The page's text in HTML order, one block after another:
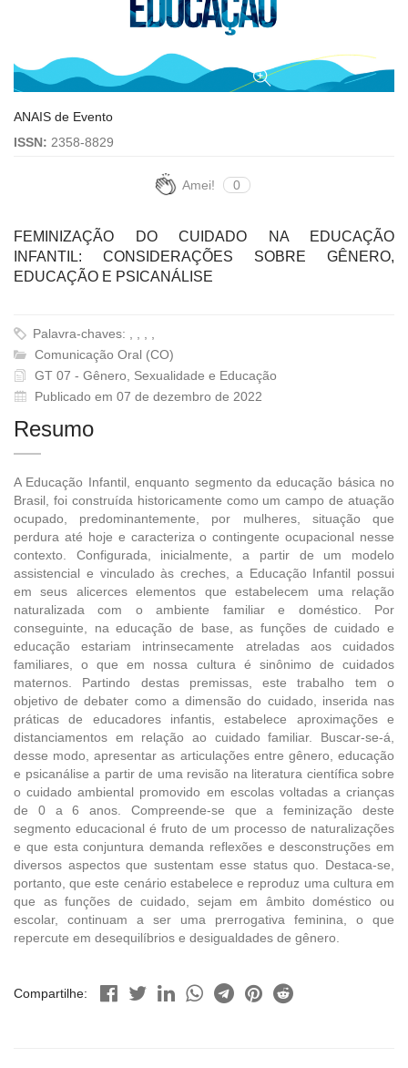
ANAIS de Evento
ISSN: 2358-8829
Amei! 0
FEMINIZAÇÃO DO CUIDADO NA EDUCAÇÃO
INFANTIL: CONSIDERAÇÕES SOBRE GÊNERO,
EDUCAÇÃO E PSICANÁLISE
Palavra-chaves: , , , ,
Comunicação Oral (CO)
GT 07 - Gênero, Sexualidade e Educação
Publicado em 07 de dezembro de 2022
Resumo
A Educação Infantil, enquanto segmento da educação básica no
Brasil, foi construída historicamente como um campo de atuação
ocupado, predominantemente, por mulheres, situação que
perdura até hoje e caracteriza o contingente ocupacional nesse
contexto. Configurada, inicialmente, a partir de um modelo
assistencial e vinculado às creches, a Educação Infantil possui
em seus alicerces elementos que estabelecem uma relação
naturalizada com o ambiente familiar e doméstico. Por
conseguinte, na educação de base, as funções de cuidado e
educação estariam intrinsecamente atreladas aos cuidados
familiares, o que em nossa cultura é sinônimo de cuidados
maternos. Partindo destas premissas, este trabalho tem o
objetivo de debater como a dimensão do cuidado, inserida nas
práticas de educadores infantis, estabelece aproximações e
distanciamentos em relação ao cuidado familiar. Buscar-se-á,
desse modo, apresentar as articulações entre gênero, educação
e psicanálise a partir de uma revisão na literatura científica sobre
o cuidado ambiental promovido em escolas voltadas a crianças
de 0 a 6 anos. Compreende-se que a feminização deste
segmento educacional é fruto de um processo de naturalizações
e que esta conjuntura demanda reflexões e desconstruções em
diversos aspectos que sustentam esse status quo. Destaca-se,
portanto, que este cenário estabelece e reproduz uma cultura em
que as funções de cuidado, sejam em âmbito doméstico ou
escolar, continuam a ser uma prerrogativa feminina, o que
repercute em desequilíbrios e desigualdades de gênero.
Compartilhe: